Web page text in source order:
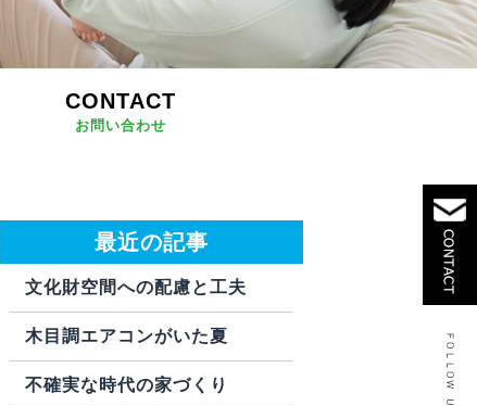
CONTACT
お問い合わせ
最近の記事
文化財空間への配慮と工夫
木目調エアコンがいた夏
不確実な時代の家づくり